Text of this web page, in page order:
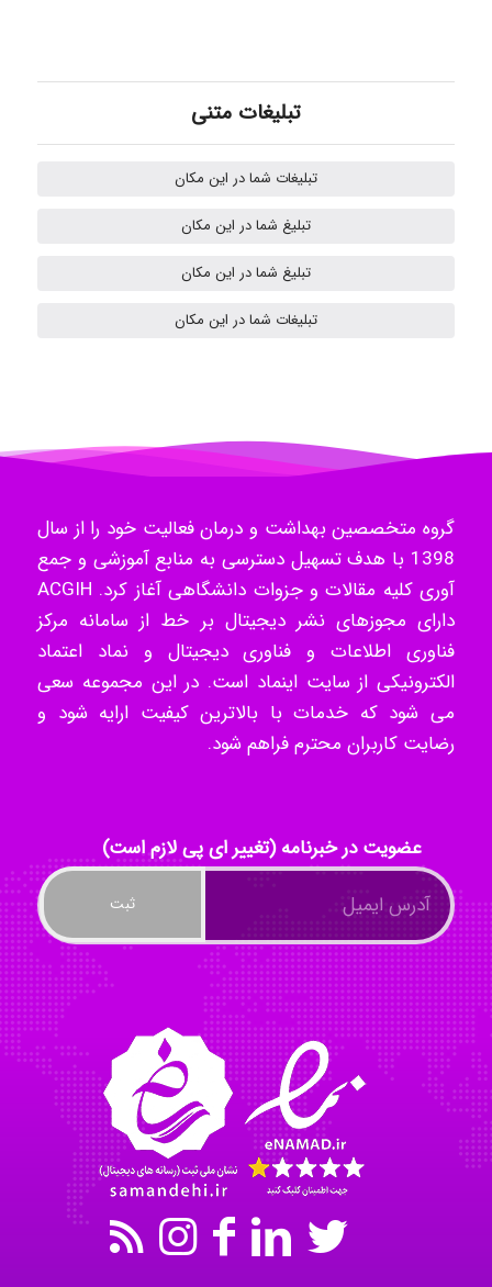
Mohammad
Tavan
akhtar shahsavandi
ayda habibnejad
Nazaninkarkon
Omid
Mehrab
تبلیغات متنی
تبلیغات شما در این مکان
تبلیغ شما در این مکان
تبلیغ شما در این مکان
تبلیغات شما در این مکان
گروه متخصصین بهداشت و درمان فعالیت خود را از سال
1398 با هدف تسهیل دسترسی به منابع آموزشی و جمع
آوری کلیه مقالات و جزوات دانشگاهی آغاز کرد. ACGIH
دارای مجوزهای نشر دیجیتال بر خط از سامانه مرکز
فناوری اطلاعات و فناوری دیجیتال و نماد اعتماد
الکترونیکی از سایت اینماد است. در این مجموعه سعی
می شود که خدمات با بالاترین کیفیت ارایه شود و
رضایت کاربران محترم فراهم شود.
عضویت در خبرنامه (تغییر ای پی لازم است)